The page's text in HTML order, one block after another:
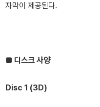
자막이 제공된다.
■ 디스크 사양
Disc 1 (3D)